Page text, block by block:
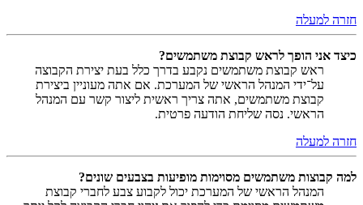
חזרה למעלה
כיצד אני הופך לראש קבוצת משתמשים?
ראש קבוצת משתמשים נקבע בדרך כלל בעת יצירת הקבוצה
על־ידי המנהל הראשי של המערכת. אם אתה מעוניין ביצירת
קבוצת משתמשים, אתה צריך ראשית ליצור קשר עם המנהל
הראשי. נסה שליחת הודעה פרטית.
חזרה למעלה
למה קבוצות משתמשים מסוימות מופיעות בצבעים שונים?
המנהל הראשי של המערכת יכול לקבוע צבע לחברי קבוצת